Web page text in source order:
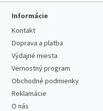
Informácie
Kontakt
Doprava a platba
Výdajné miesta
Vernostný program
Obchodné podmienky
Reklamácie
O nás